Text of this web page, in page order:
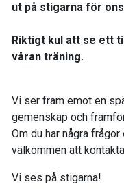
ut på stigarna för
Riktigt kul att se ett
våran träning.
Vi ser fram emot en
gemenskap och
Om du har några
välkommen att
Vi ses på stigarna!